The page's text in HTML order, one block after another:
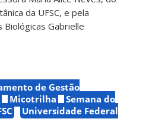
da UFSC, e pela
Biológicas Gabrielle
de Gestão
Micotrilha
Semana do
Universidade Federal